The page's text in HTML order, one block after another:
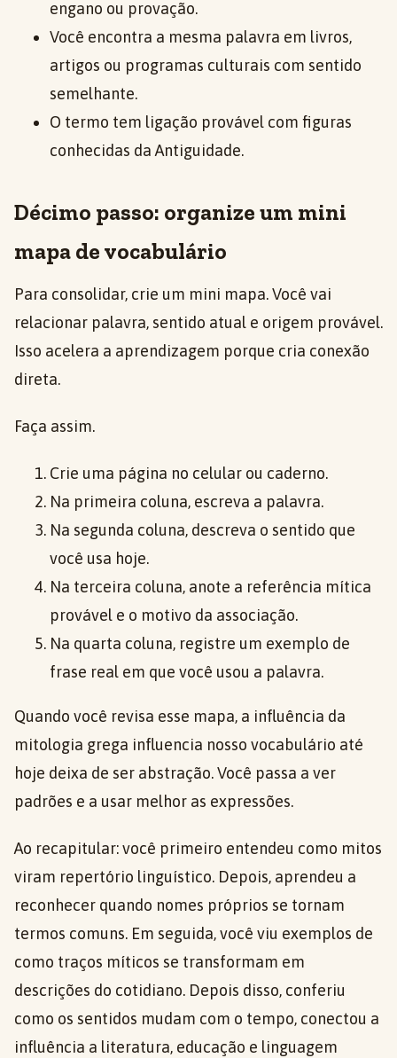
engano ou provação.
Você encontra a mesma palavra em livros,
artigos ou programas culturais com sentido
semelhante.
O termo tem ligação provável com figuras
conhecidas da Antiguidade.
Décimo passo: organize um mini
mapa de vocabulário
Para consolidar, crie um mini mapa. Você vai
relacionar palavra, sentido atual e origem provável.
Isso acelera a aprendizagem porque cria conexão
direta.
Faça assim.
Crie uma página no celular ou caderno.
Na primeira coluna, escreva a palavra.
Na segunda coluna, descreva o sentido que
você usa hoje.
Na terceira coluna, anote a referência mítica
provável e o motivo da associação.
Na quarta coluna, registre um exemplo de
frase real em que você usou a palavra.
Quando você revisa esse mapa, a influência da
mitologia grega influencia nosso vocabulário até
hoje deixa de ser abstração. Você passa a ver
padrões e a usar melhor as expressões.
Ao recapitular: você primeiro entendeu como mitos
viram repertório linguístico. Depois, aprendeu a
reconhecer quando nomes próprios se tornam
termos comuns. Em seguida, você viu exemplos de
como traços míticos se transformam em
descrições do cotidiano. Depois disso, conferiu
como os sentidos mudam com o tempo, conectou a
influência a literatura, educação e linguagem